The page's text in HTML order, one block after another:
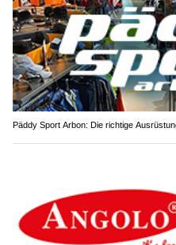
Päddy Sport Arbon: Die richtige